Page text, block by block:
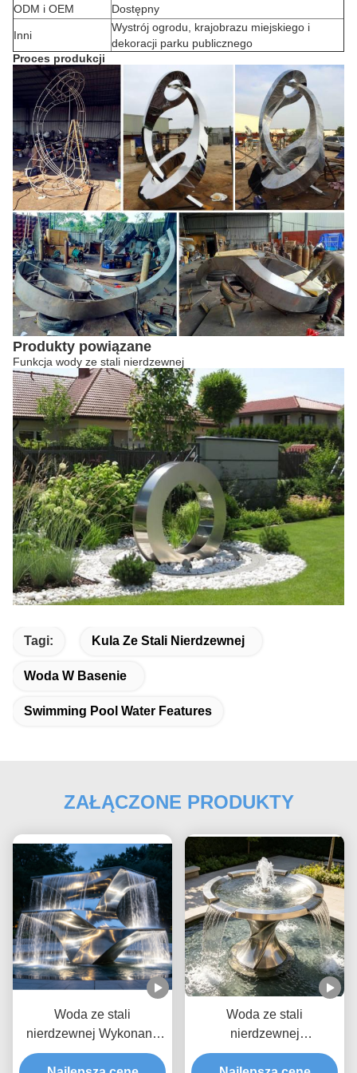
ODM i OEM Dostępny
Inni
Wystrój ogrodu, krajobrazu miejskiego i
dekoracji parku publicznego
Proces produkcji
Produkty powiązane
Funkcja wody ze stali nierdzewnej
Tagi: Kula Ze Stali Nierdzewnej
Woda W Basenie
Swimming Pool Water Features
ZAŁĄCZONE PRODUKTY
Woda ze stali
nierdzewnej Wykonane
na zamówienie
Woda ze stali
nierdzewnej
skustomowalna